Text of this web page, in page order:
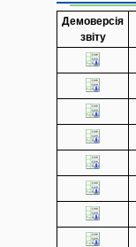
Демоверсія
звіту